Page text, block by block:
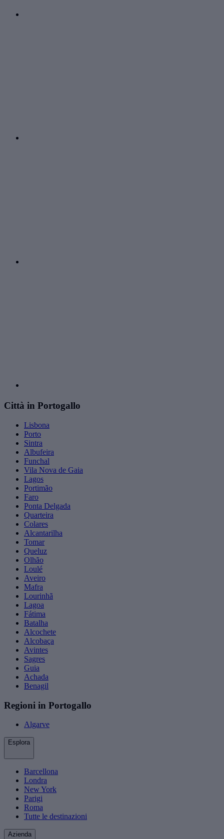
Città in Portogallo
Lisbona
Porto
Sintra
Albufeira
Funchal
Vila Nova de Gaia
Lagos
Portimão
Faro
Ponta Delgada
Quarteira
Colares
Alcantarilha
Tomar
Queluz
Olhão
Loulé
Aveiro
Mafra
Lourinhã
Lagoa
Fátima
Batalha
Alcochete
Alcobaça
Avintes
Sagres
Guia
Achada
Benagil
Regioni in Portogallo
Algarve
Esplora
Barcellona
Londra
New York
Parigi
Roma
Tutte le destinazioni
Azienda